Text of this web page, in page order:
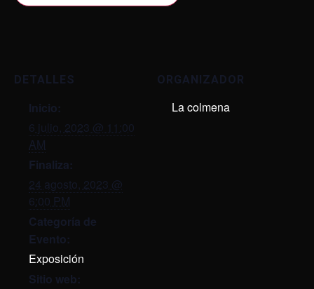
DETALLES
Inicio:
6 julio, 2023 @ 11:00
AM
Finaliza:
24 agosto, 2023 @
6:00 PM
Categoría de
Evento:
Exposición
Sitio web:
ORGANIZADOR
La colmena